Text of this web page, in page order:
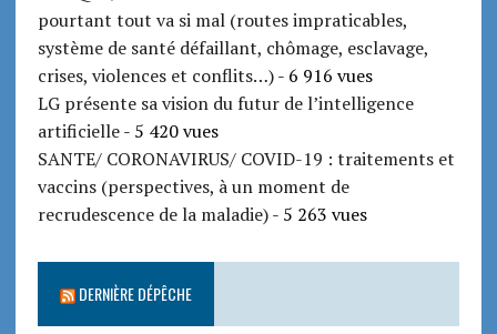
pourtant tout va si mal (routes impraticables,
système de santé défaillant, chômage, esclavage,
crises, violences et conflits…)- 6 916 vues
LG présente sa vision du futur de l’intelligence
artificielle- 5 420 vues
SANTE/ CORONAVIRUS/ COVID-19 : traitements et
vaccins (perspectives, à un moment de
recrudescence de la maladie)- 5 263 vues
DERNIÈRE DÉPÊCHE